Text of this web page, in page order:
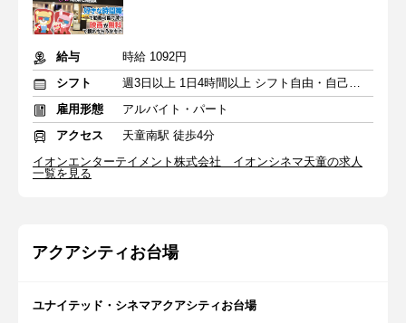
給与
時給 1092円
シフト
週3日以上 1日4時間以上 シフト自由・自己申告
雇用形態
アルバイト・パート
アクセス
天童南駅 徒歩4分
イオンエンターテイメント株式会社 イオンシネマ天童の求人
一覧を見る
アクアシティお台場
ユナイテッド・シネマアクアシティお台場